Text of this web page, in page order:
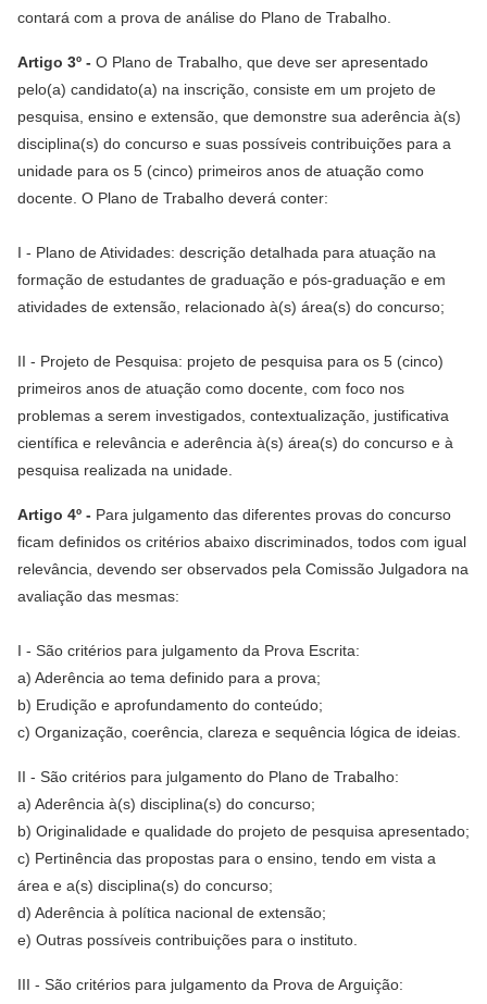
contará com a prova de análise do Plano de Trabalho.
Artigo 3º - O Plano de Trabalho, que deve ser apresentado
pelo(a) candidato(a) na inscrição, consiste em um projeto de
pesquisa, ensino e extensão, que demonstre sua aderência à(s)
disciplina(s) do concurso e suas possíveis contribuições para a
unidade para os 5 (cinco) primeiros anos de atuação como
docente. O Plano de Trabalho deverá conter:
I - Plano de Atividades: descrição detalhada para atuação na
formação de estudantes de graduação e pós-graduação e em
atividades de extensão, relacionado à(s) área(s) do concurso;
II - Projeto de Pesquisa: projeto de pesquisa para os 5 (cinco)
primeiros anos de atuação como docente, com foco nos
problemas a serem investigados, contextualização, justificativa
científica e relevância e aderência à(s) área(s) do concurso e à
pesquisa realizada na unidade.
Artigo 4º - Para julgamento das diferentes provas do concurso
ficam definidos os critérios abaixo discriminados, todos com igual
relevância, devendo ser observados pela Comissão Julgadora na
avaliação das mesmas:
I - São critérios para julgamento da Prova Escrita:
a) Aderência ao tema definido para a prova;
b) Erudição e aprofundamento do conteúdo;
c) Organização, coerência, clareza e sequência lógica de ideias.
II - São critérios para julgamento do Plano de Trabalho:
a) Aderência à(s) disciplina(s) do concurso;
b) Originalidade e qualidade do projeto de pesquisa apresentado;
c) Pertinência das propostas para o ensino, tendo em vista a
área e a(s) disciplina(s) do concurso;
d) Aderência à política nacional de extensão;
e) Outras possíveis contribuições para o instituto.
III - São critérios para julgamento da Prova de Arguição: